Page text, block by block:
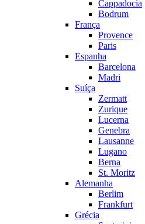
Cappadocia
Bodrum
França
Provence
Paris
Espanha
Barcelona
Madri
Suíça
Zermatt
Zurique
Lucerna
Genebra
Lausanne
Lugano
Berna
St. Moritz
Alemanha
Berlim
Frankfurt
Grécia